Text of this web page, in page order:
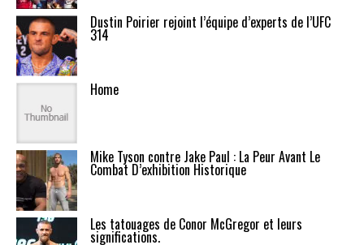
Dustin Poirier rejoint l’équipe d’experts de l’UFC
314
Home
Mike Tyson contre Jake Paul : La Peur Avant Le
Combat D’exhibition Historique
Les tatouages de Conor McGregor et leurs
significations.